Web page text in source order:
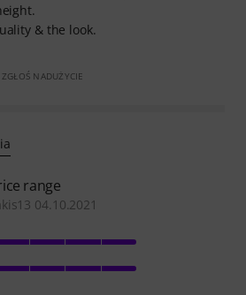
& the look.
ZGŁOŚ NADUŻYCIE
range
04.10.2021